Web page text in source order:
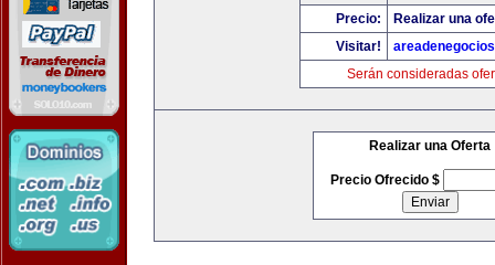
Precio:
Realizar una
Visitar!
Serán consideradas
Realizar una Oferta
Precio Ofrecido $